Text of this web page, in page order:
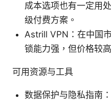
成本选项也有一定用
级付费方案。
Astrill VPN：在中国
锁能力强，但价格较
可用资源与工具
数据保护与隐私指南